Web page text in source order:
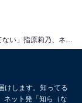
けします。知ってる
ネット発「知ら（な